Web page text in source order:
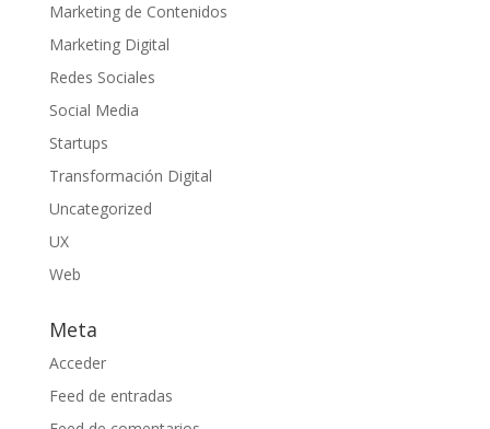
Marketing de Contenidos
Marketing Digital
Redes Sociales
Social Media
Startups
Transformación Digital
Uncategorized
UX
Web
Meta
Acceder
Feed de entradas